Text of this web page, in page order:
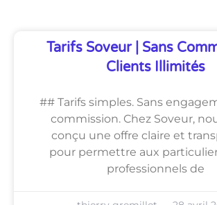
Tarifs Soveur | Sans
Clients Illimités
## Tarifs simples. Sans
commission. Chez Soveur,
conçu une offre claire et
pour permettre aux
professionnels de